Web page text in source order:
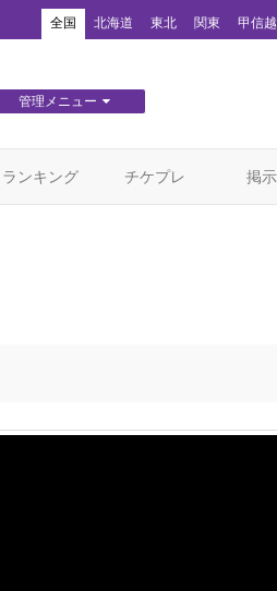
全国 北海道 東北 関東 甲信越
管理メニュー
ランキング チケプレ 掲